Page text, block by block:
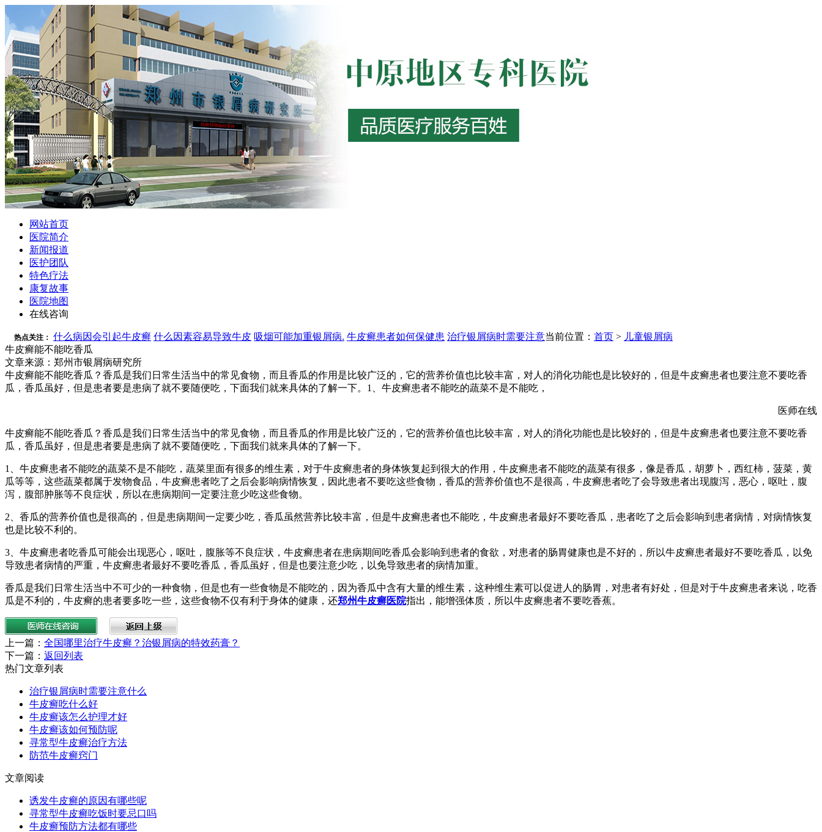
网站首页
医院简介
新闻报道
医护团队
特色疗法
康复故事
医院地图
在线咨询
热点关注： 什么病因会引起牛皮癣 什么因素容易导致牛皮 吸烟可能加重银屑病. 牛皮癣患者如何保健患 治疗银屑病时需要注意当前位置： 首页 > 儿童银屑病
牛皮癣能不能吃香瓜
文章来源：郑州市银屑病研究所
牛皮癣能不能吃香瓜？香瓜是我们日常生活当中的常见食物，而且香瓜的作用是比较广泛的，它的营养价值也比较丰富，对人的消化功能也是比较好的，但是牛皮癣患者也要注意不要吃香
瓜，香瓜虽好，但是患者要是患病了就不要随便吃，下面我们就来具体的了解一下。1、牛皮癣患者不能吃的蔬菜不是不能吃，
医师在线
牛皮癣能不能吃香瓜？香瓜是我们日常生活当中的常见食物，而且香瓜的作用是比较广泛的，它的营养价值也比较丰富，对人的消化功能也是比较好的，但是牛皮癣患者也要注意不要吃香
瓜，香瓜虽好，但是患者要是患病了就不要随便吃，下面我们就来具体的了解一下。
1、牛皮癣患者不能吃的蔬菜不是不能吃，蔬菜里面有很多的维生素，对于牛皮癣患者的身体恢复起到很大的作用，牛皮癣患者不能吃的蔬菜有很多，像是香瓜，胡萝卜，西红柿，菠菜，黄
瓜等等，这些蔬菜都属于发物食品，牛皮癣患者吃了之后会影响病情恢复，因此患者不要吃这些食物，香瓜的营养价值也不是很高，牛皮癣患者吃了会导致患者出现腹泻，恶心，呕吐，腹
泻，腹部肿胀等不良症状，所以在患病期间一定要注意少吃这些食物。
2、香瓜的营养价值也是很高的，但是患病期间一定要少吃，香瓜虽然营养比较丰富，但是牛皮癣患者也不能吃，牛皮癣患者最好不要吃香瓜，患者吃了之后会影响到患者病情，对病情恢复
也是比较不利的。
3、牛皮癣患者吃香瓜可能会出现恶心，呕吐，腹胀等不良症状，牛皮癣患者在患病期间吃香瓜会影响到患者的食欲，对患者的肠胃健康也是不好的，所以牛皮癣患者最好不要吃香瓜，以免
导致患者病情的严重，牛皮癣患者最好不要吃香瓜，香瓜虽好，但是也要注意少吃，以免导致患者的病情加重。
香瓜是我们日常生活当中不可少的一种食物，但是也有一些食物是不能吃的，因为香瓜中含有大量的维生素，这种维生素可以促进人的肠胃，对患者有好处，但是对于牛皮癣患者来说，吃香
瓜是不利的，牛皮癣的患者要多吃一些，这些食物不仅有利于身体的健康，还郑州牛皮癣医院指出，能增强体质，所以牛皮癣患者不要吃香蕉。
上一篇： 全国哪里治疗牛皮癣？治银屑病的特效药膏？
下一篇： 返回列表
热门文章列表
治疗银屑病时需要注意什么
牛皮癣吃什么好
牛皮癣该怎么护理才好
牛皮癣该如何预防呢
寻常型牛皮癣治疗方法
防范牛皮癣窍门
文章阅读
诱发牛皮癣的原因有哪些呢
寻常型牛皮癣吃饭时要忌口吗
牛皮癣预防方法都有哪些